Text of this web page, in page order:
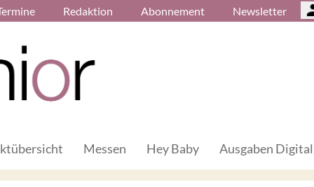
Redaktion Abonnement Newsletter
Messen Hey Baby Ausgaben Digital